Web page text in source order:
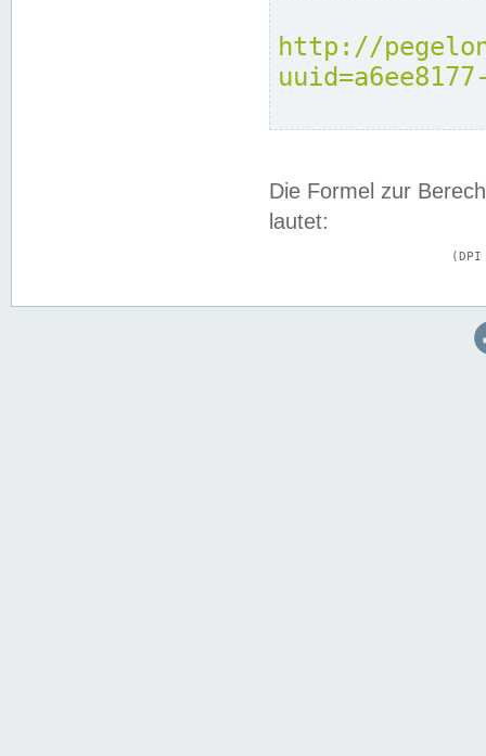
http://
Die Formel zur
lautet: